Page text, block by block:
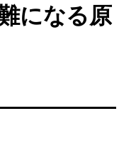
になる原